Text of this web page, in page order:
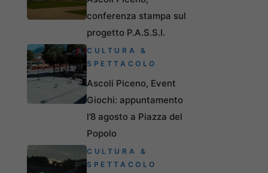
conferenza stampa sul
progetto P.A.S.S.I.
CULTURA &
SPETTACOLO
Ascoli Piceno, Event
Giochi: appuntamento
l’8 agosto a Piazza del
Popolo
CULTURA &
SPETTACOLO